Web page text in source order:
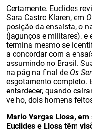
Certamente. Euclides
Sara Castro Klaren, em
posição da ensaísta, o
(jagunços e militares), e
termina mesmo se
a concordar com a
assumindo no Brasil.
na página final de Os
esgotamento completo.
entardecer, quando
velho, dois homens
Mario Vargas Llosa,
Euclides e Llosa têm